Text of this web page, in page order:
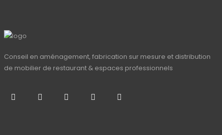
Conseil en aménagement, fabrication sur mesure et distribution
de mobilier de restaurant & espaces professionnels